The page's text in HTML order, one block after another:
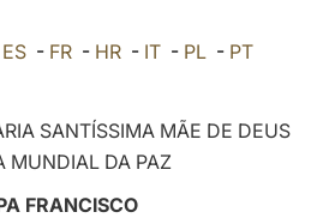
POLSKI
العربيّة
ES- FR- HR- IT- PL- PT
SANTÍSSIMA MÃE DE DEUS
MUNDIAL DA PAZ
FRANCISCO